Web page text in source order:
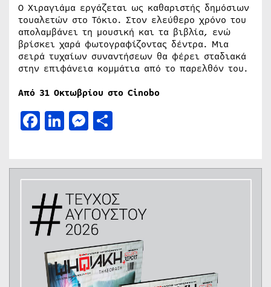
Ο Χιραγιάμα εργάζεται ως καθαριστής δημόσιων
τουαλετών στο Τόκιο. Στον ελεύθερο χρόνο του
απολαμβάνει τη μουσική και τα βιβλία, ενώ
βρίσκει χαρά φωτογραφίζοντας δέντρα. Μια
σειρά τυχαίων συναντήσεων θα φέρει σταδιακά
στην επιφάνεια κομμάτια από το παρελθόν του.
Από 31 Οκτωβρίου στο Cinobo
Facebook
LinkedIn
Messenger